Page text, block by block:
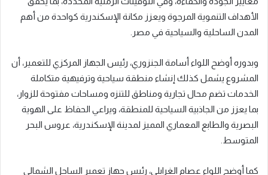
الأهداف التنموية المرجوة ويعزز مكانة الإسكندرية كواحدة من أهم
المدن الساحلية والسياحية في مصر.
وبدوره أوضح اللواء أسامة الجنزوري، رئيس الجهاز المركزي للتعمير، أن
المشروع يشمل كذلك إنشاء منطقة سياحية وترفيهية متكاملة
الخدمات تضم محال تجارية ومناطق للتنزه ومساحات مفتوحة للزوار،
بما يعزز من الجاذبية السياحية للمنطقة، ويراعي الحفاظ على الهوية
البصرية والطابع المعماري المميز لمدينة الإسكندرية، عروس البحر
المتوسط.
كما أوضح اللواء عصام الغرابلي، رئيس جهاز تعمير الساحل الشمالي